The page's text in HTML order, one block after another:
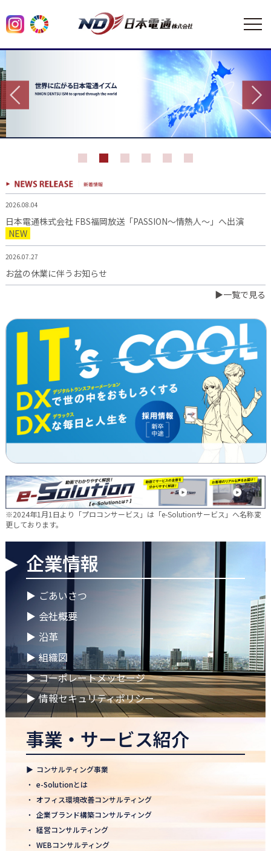
2026.08.04
日本電通株式会社 FBS福岡放送「PASSION～情熱人～」へ出演
NEW
2026.07.27
お盆の休業に伴うお知らせ
日本電通グループ、食品事業へ新たな挑戦 ～株式会社中野和一
郎商店をグループ会社化し食品製造事業を開始～
2026.06.16
新卒10期生 辞令交付式を行いました
2026.05.28
現場に新たな活気を！NDTEC株式会社に4名の仲間が加わりました
🔧
2026.05.13
新卒第10期生 OJT研修の様子をご紹介✨
2026.04.28
2026.04.28
ゴールデンウイークに伴う休業期間のお知らせ
2026.04.25
徳島オフィス 事務所移転のお知らせ
2026.04.02
🌸2026年度 入社式🌸
2026.03.09
健康経営優良法人2026に認定 ― 日本電通グループの健康経営への
取り組み
2026.02.09
「すべての日本企業を世界へ」─ 日本電通株式会社、登録支援機
2026.01.26
知覧幹部研修に行って参りました
2026年 新年のご挨拶
▶一覧で見る
※2024年1月1日より「プロコンサービス」は「e-Solutionサービス」へ名称変
更しております。
企業情報
▶ ごあいさつ
▶ 会社概要
▶ 沿革
▶ 組織図
▶ コーポレートメッセージ
▶ 情報セキュリティポリシー
事業・サービス紹介
▶ コンサルティング事業
・ e-Solutionとは
・ オフィス環境改善コンサルティング
・ 企業ブランド構築コンサルティング
・ 経営コンサルティング
・ WEBコンサルティング